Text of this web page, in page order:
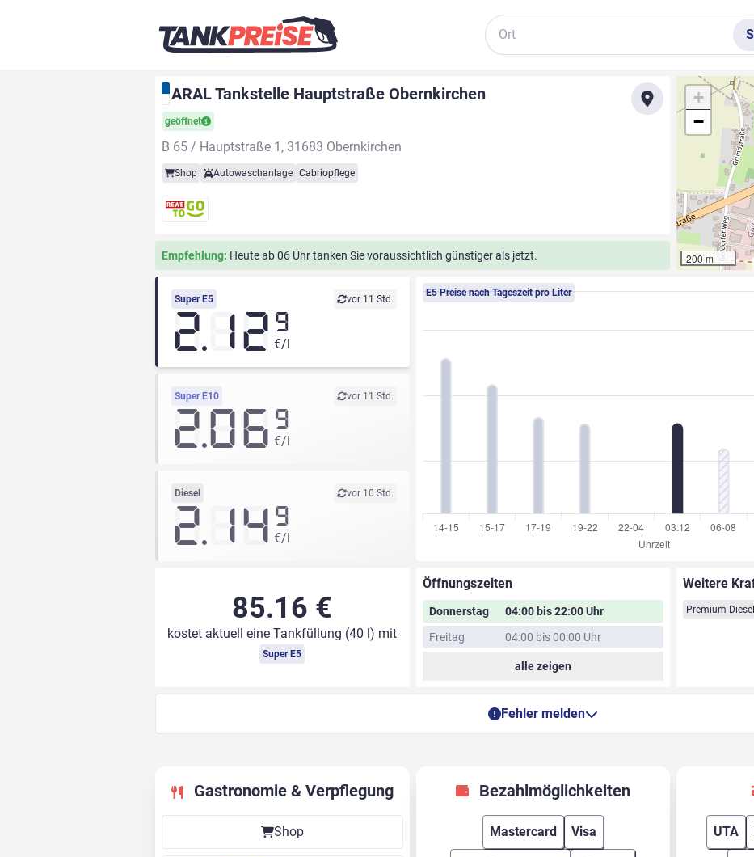
Suche
ARAL Tankstelle Hauptstraße Obernkirchen
geöffnet
B 65 / Hauptstraße 1, 31683 Obernkirchen
Shop Autowaschanlage Cabriopflege
Empfehlung: Heute ab 06 Uhr tanken Sie voraussichtlich günstiger als jetzt.
+
−
200 m
Super E5 vor 11 Std.
2.12 9
€/l
Super E10 vor 11 Std.
2.06 9
€/l
Diesel vor 10 Std.
2.14 9
€/l
E5 Preise nach Tageszeit pro Liter
85.16 €
kostet aktuell eine Tankfüllung (40 l) mit
Super E5
Öffnungszeiten
Donnerstag
04:00 bis 22:00 Uhr
Freitag
04:00 bis 00:00 Uhr
alle zeigen
Weitere
Premium Diesel
Fehler melden
Gastronomie & Verpflegung
Shop
Bezahlmöglichkeiten
Mastercard Visa UTA